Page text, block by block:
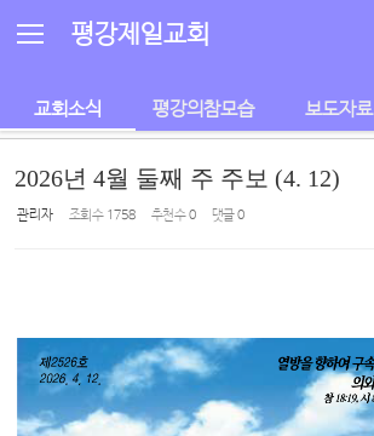
평강제일교회
교회소식 평강의참모습 보도자료
2026년 4월 둘째 주 주보 (4. 12)
관리자 조회 수 1758 추천 수0 댓글0